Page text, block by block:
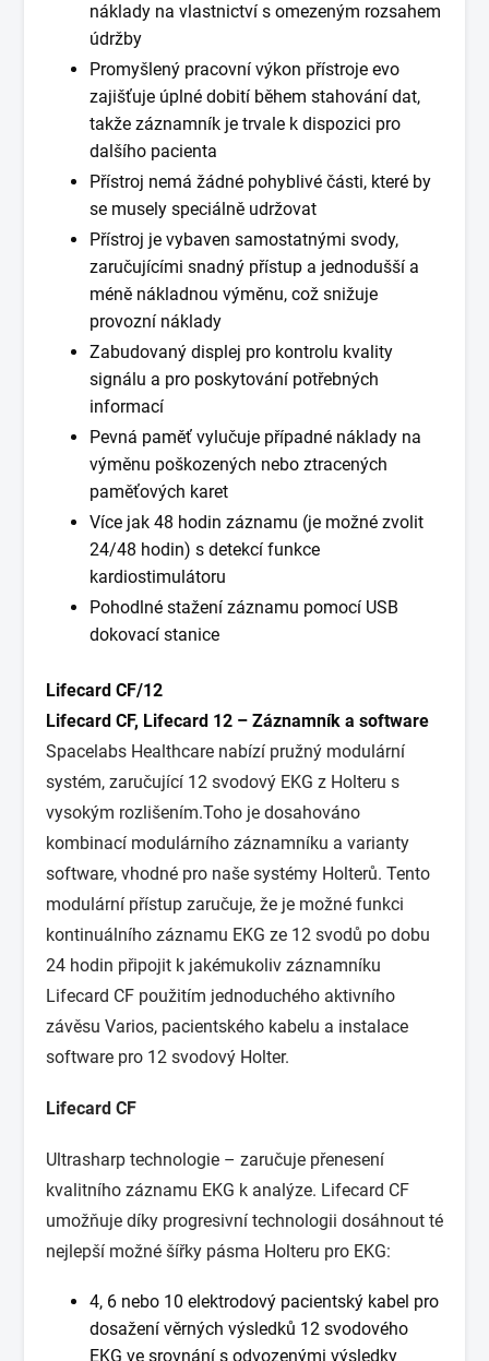
náklady na vlastnictví s omezeným rozsahem
údržby
Promyšlený pracovní výkon přístroje evo
zajišťuje úplné dobití během stahování dat,
takže záznamník je trvale k dispozici pro
dalšího pacienta
Přístroj nemá žádné pohyblivé části, které by
se musely speciálně udržovat
Přístroj je vybaven samostatnými svody,
zaručujícími snadný přístup a jednodušší a
méně nákladnou výměnu, což snižuje
provozní náklady
Zabudovaný displej pro kontrolu kvality
signálu a pro poskytování potřebných
informací
Pevná paměť vylučuje případné náklady na
výměnu poškozených nebo ztracených
paměťových karet
Více jak 48 hodin záznamu (je možné zvolit
24/48 hodin) s detekcí funkce
kardiostimulátoru
Pohodlné stažení záznamu pomocí USB
dokovací stanice
Lifecard CF/12
Lifecard CF, Lifecard 12 – Záznamník a software
Spacelabs Healthcare nabízí pružný modulární
systém, zaručující 12 svodový EKG z Holteru s
vysokým rozlišením.Toho je dosahováno
kombinací modulárního záznamníku a varianty
software, vhodné pro naše systémy Holterů. Tento
modulární přístup zaručuje, že je možné funkci
kontinuálního záznamu EKG ze 12 svodů po dobu
24 hodin připojit k jakémukoliv záznamníku
Lifecard CF použitím jednoduchého aktivního
závěsu Varios, pacientského kabelu a instalace
software pro 12 svodový Holter.
Lifecard CF
Ultrasharp technologie – zaručuje přenesení
kvalitního záznamu EKG k analýze. Lifecard CF
umožňuje díky progresivní technologii dosáhnout té
nejlepší možné šířky pásma Holteru pro EKG:
4, 6 nebo 10 elektrodový pacientský kabel pro
dosažení věrných výsledků 12 svodového
EKG ve srovnání s odvozenými výsledky